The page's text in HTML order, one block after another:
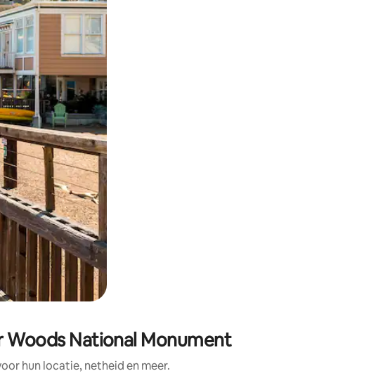
te tikken of swipen.
Woods National Monument
hun locatie, netheid en meer.